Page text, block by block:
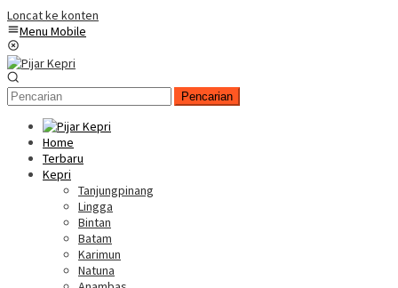
Loncat ke konten
Menu Mobile
Pencarian
Home
Terbaru
Kepri
Tanjungpinang
Lingga
Bintan
Batam
Karimun
Natuna